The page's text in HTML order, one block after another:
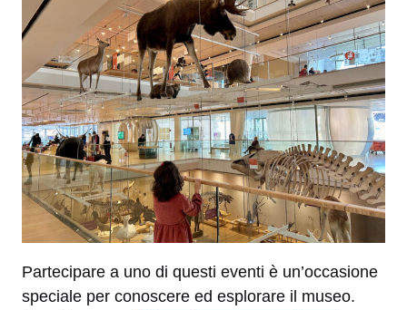
Partecipare a uno di questi eventi è un’occasione
speciale per conoscere ed esplorare il museo.